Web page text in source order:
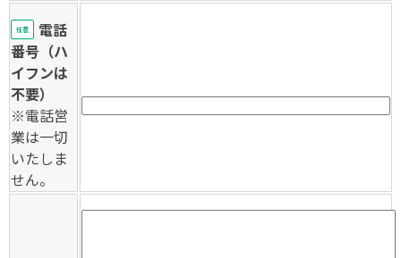
任意
電話
番号（ハ
イフンは
不要）
※電話営
業は一切
いたしま
せん。